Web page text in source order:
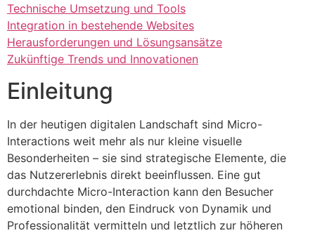
Technische Umsetzung und Tools
Integration in bestehende Websites
Herausforderungen und Lösungsansätze
Zukünftige Trends und Innovationen
Einleitung
In der heutigen digitalen Landschaft sind Micro-
Interactions weit mehr als nur kleine visuelle
Besonderheiten – sie sind strategische Elemente, die
das Nutzererlebnis direkt beeinflussen. Eine gut
durchdachte Micro-Interaction kann den Besucher
emotional binden, den Eindruck von Dynamik und
Professionalität vermitteln und letztlich zur höheren